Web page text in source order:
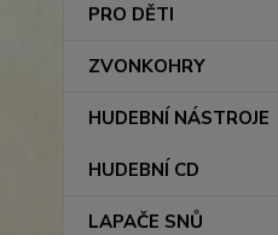
PRO DĚTI
ZVONKOHRY
HUDEBNÍ NÁSTROJE
HUDEBNÍ CD
LAPAČE SNŮ